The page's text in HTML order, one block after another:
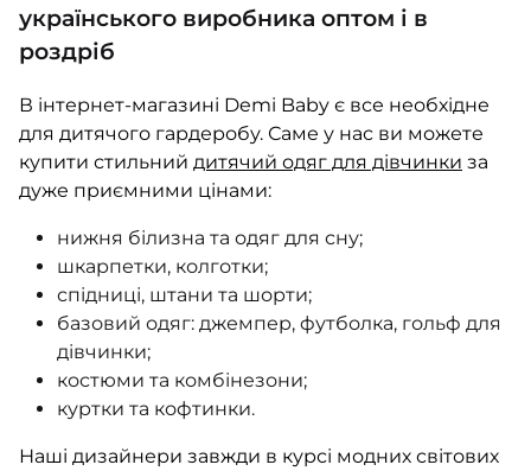
українського виробника оптом і в
роздріб
В інтернет-магазині Demi Baby є все необхідне
для дитячого гардеробу. Саме у нас ви можете
купити стильний дитячий одяг для дівчинки за
дуже приємними цінами:
нижня білизна та одяг для сну;
шкарпетки, колготки;
спідниці, штани та шорти;
базовий одяг: джемпер, футболка, гольф для
дівчинки;
костюми та комбінезони;
куртки та кофтинки.
Наші дизайнери завжди в курсі модних світових
ФУТБОЛКИ
ЧОЛОВІЧКИ СЛІПИ
ШАПОЧКИ
ШТАНЦІ
ПОВЗУНКИ
ШАПКИ ПОВ'ЯЗКИ